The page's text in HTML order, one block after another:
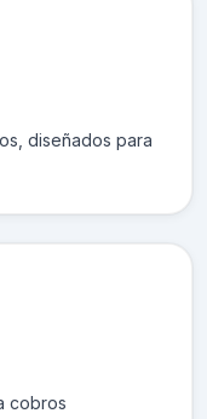
diseñados para
cobros